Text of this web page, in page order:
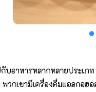
บอาหารหลากหลายประเภ
วกเขามีเครื่องดื่มแอลกอฮ